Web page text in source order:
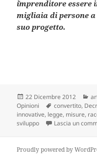
´imprenditore
migliaia di persone
suo progetto.
Scritto
il
22 Dicembre 2012
Opinioni
Tag
convertito,
innovative, legge, misure,
sviluppo
Lascia un
Proudly powered by